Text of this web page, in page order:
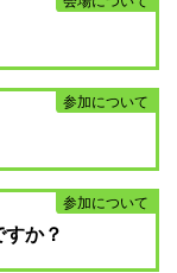
参加について
参加について
か？